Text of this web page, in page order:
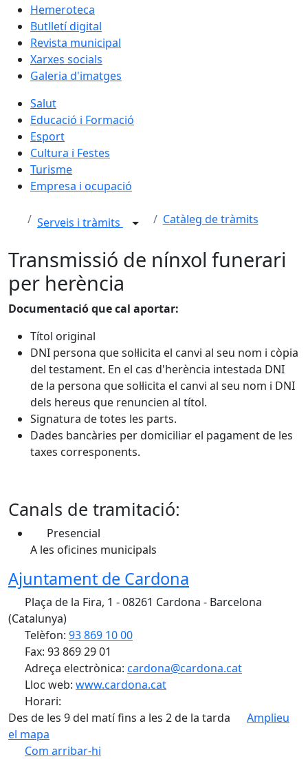
Hemeroteca
Butlletí digital
Revista municipal
Xarxes socials
Galeria d'imatges
Salut
Educació i Formació
Esport
Cultura i Festes
Turisme
Empresa i ocupació
Serveis i tràmits Catàleg de tràmits
Transmissió de nínxol funerari
per herència
Documentació que cal aportar:
Títol original
DNI persona que sol·licita el canvi al seu nom i còpia
del testament. En el cas d'herència intestada DNI
de la persona que sol·licita el canvi al seu nom i DNI
dels hereus que renuncien al títol.
Signatura de totes les parts.
Dades bancàries per domiciliar el pagament de les
taxes corresponents.
Canals de tramitació:
Presencial
A les oficines municipals
Ajuntament de Cardona
Plaça de la Fira, 1 - 08261 Cardona - Barcelona
(Catalunya)
Telèfon: 93 869 10 00
Fax: 93 869 29 01
Adreça electrònica: cardona@cardona.cat
Lloc web: www.cardona.cat
Horari:
Des de les 9 del matí fins a les 2 de la tarda
Amplieu
el mapa
Com arribar-hi